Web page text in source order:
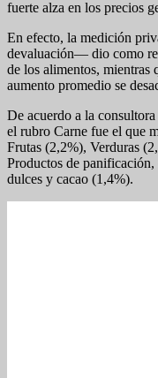
fuerte alza en los precios
En efecto, la medición
devaluación— dio como
de los alimentos, mientras
aumento promedio se
De acuerdo a la
el rubro Carne fue el que
Frutas (2,2%), Verduras
Productos de
dulces y cacao (1,4%).